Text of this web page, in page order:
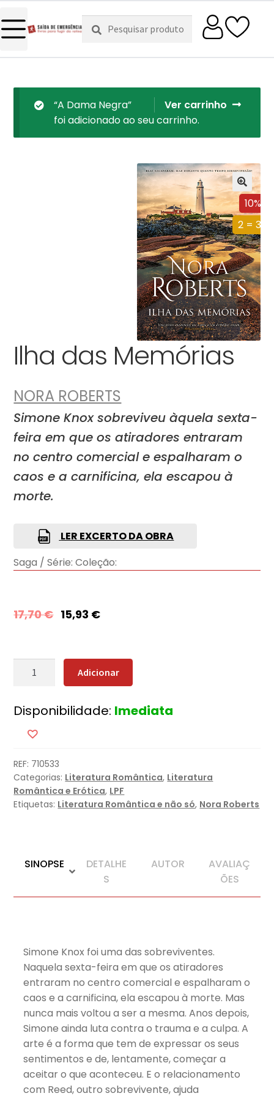
Pesquisar
por:
Pesquisa
Ver carrinho
“A Dama Negra”
foi adicionado ao seu carrinho.
10%
2 = 3
Ilha das Memórias
NORA ROBERTS
Simone Knox sobreviveu àquela sexta-
feira em que os atiradores entraram
no centro comercial e espalharam o
caos e a carnificina, ela escapou à
morte.
LER EXCERTO DA OBRA
Saga / Série: Coleção:
17,70€ 15,93 €
Quantidade
das
Memórias
Adicionar
Disponibilidade: Imediata
REF: 710533
Categorias: Literatura Romântica, Literatura
Romântica e Erótica, LPF
Etiquetas: Literatura Romântica e não só, Nora Roberts
SINOPSE
DETALHE
S
AUTOR
AVALIAÇ
ÕES
Simone Knox foi uma das sobreviventes.
Naquela sexta-feira em que os atiradores
entraram no centro comercial e espalharam o
caos e a carnificina, ela escapou à morte. Mas
nunca mais voltou a ser a mesma. Anos depois,
Simone ainda luta contra o trauma e a culpa. A
arte é a forma que tem de expressar os seus
sentimentos e de, lentamente, começar a
aceitar o que aconteceu. E o relacionamento
com Reed, outro sobrevivente, ajuda